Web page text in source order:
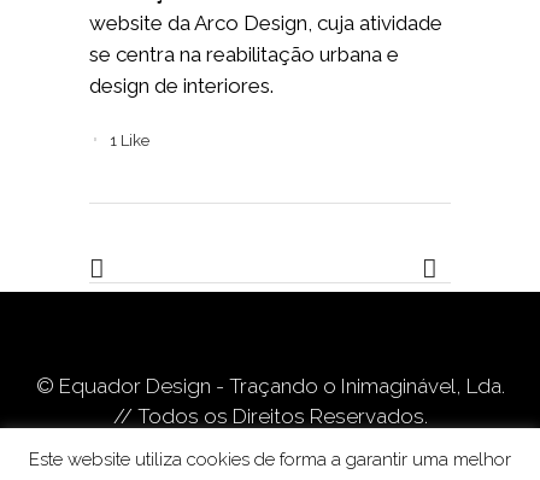
website da Arco Design, cuja atividade
se centra na reabilitação urbana e
design de interiores.
1 Like
© Equador Design - Traçando o Inimaginável, Lda.
// Todos os Direitos Reservados.
Termos de Utilização
// Política de Privacidade //
Este website utiliza cookies de forma a garantir uma melhor